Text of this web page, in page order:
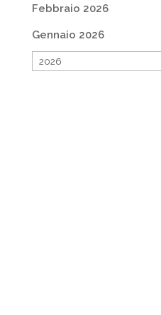
Febbraio 2026
Gennaio 2026